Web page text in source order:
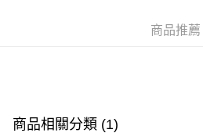
商品推薦
商品相關分類 (1)